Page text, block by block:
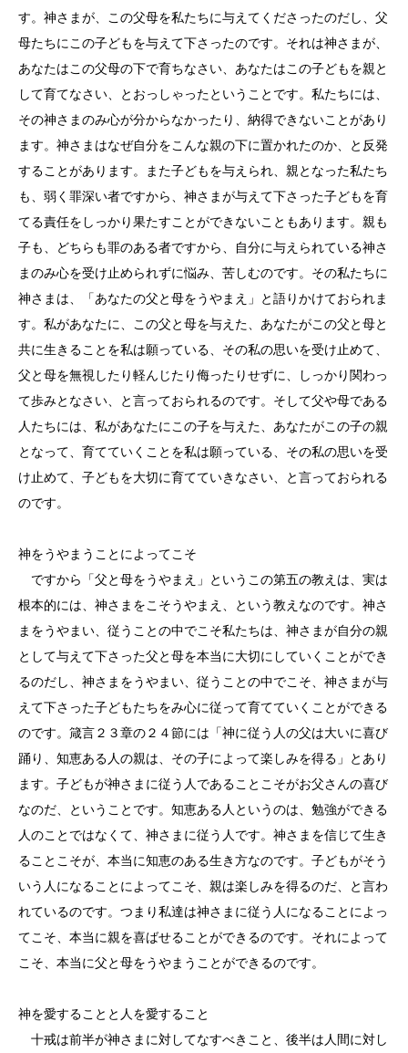
す。神さまが、この父母を私たちに与えてくださったのだし、父
母たちにこの子どもを与えて下さったのです。それは神さまが、
あなたはこの父母の下で育ちなさい、あなたはこの子どもを親と
して育てなさい、とおっしゃったということです。私たちには、
その神さまのみ心が分からなかったり、納得できないことがあり
ます。神さまはなぜ自分をこんな親の下に置かれたのか、と反発
することがあります。また子どもを与えられ、親となった私たち
も、弱く罪深い者ですから、神さまが与えて下さった子どもを育
てる責任をしっかり果たすことができないこともあります。親も
子も、どちらも罪のある者ですから、自分に与えられている神さ
まのみ心を受け止められずに悩み、苦しむのです。その私たちに
神さまは、「あなたの父と母をうやまえ」と語りかけておられま
す。私があなたに、この父と母を与えた、あなたがこの父と母と
共に生きることを私は願っている、その私の思いを受け止めて、
父と母を無視したり軽んじたり侮ったりせずに、しっかり関わっ
て歩みとなさい、と言っておられるのです。そして父や母である
人たちには、私があなたにこの子を与えた、あなたがこの子の親
となって、育てていくことを私は願っている、その私の思いを受
け止めて、子どもを大切に育てていきなさい、と言っておられる
のです。
神をうやまうことによってこそ
ですから「父と母をうやまえ」というこの第五の教えは、実は
根本的には、神さまをこそうやまえ、という教えなのです。神さ
まをうやまい、従うことの中でこそ私たちは、神さまが自分の親
として与えて下さった父と母を本当に大切にしていくことができ
るのだし、神さまをうやまい、従うことの中でこそ、神さまが与
えて下さった子どもたちをみ心に従って育てていくことができる
のです。箴言２３章の２４節には「神に従う人の父は大いに喜び
踊り、知恵ある人の親は、その子によって楽しみを得る」とあり
ます。子どもが神さまに従う人であることこそがお父さんの喜び
なのだ、ということです。知恵ある人というのは、勉強ができる
人のことではなくて、神さまに従う人です。神さまを信じて生き
ることこそが、本当に知恵のある生き方なのです。子どもがそう
いう人になることによってこそ、親は楽しみを得るのだ、と言わ
れているのです。つまり私達は神さまに従う人になることによっ
てこそ、本当に親を喜ばせることができるのです。それによって
こそ、本当に父と母をうやまうことができるのです。
神を愛することと人を愛すること
十戒は前半が神さまに対してなすべきこと、後半は人間に対し